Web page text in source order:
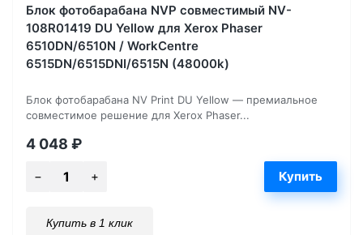
Блок фотобарабана NVP совместимый NV-
108R01419 DU Yellow для Xerox Phaser
6510DN/6510N / WorkCentre
6515DN/6515DNI/6515N (48000k)
Блок фотобарабана NV Print DU Yellow — премиальное
совместимое решение для Xerox Phaser...
4 048 ₽
Купить в 1 клик